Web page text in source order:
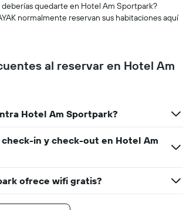
quedarte en Hotel Am Sportpark?
normalmente reservan sus habitaciones aquí
al reservar en Hotel Am
Hotel Am Sportpark?
check-in y check-out en Hotel Am
ofrece wifi gratis?